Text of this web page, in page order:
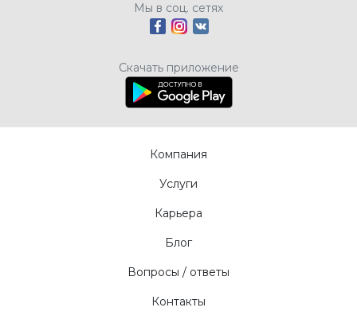
Мы в соц. сетях
Скачать приложение
Компания
Услуги
Карьера
Блог
Вопросы / ответы
Контакты